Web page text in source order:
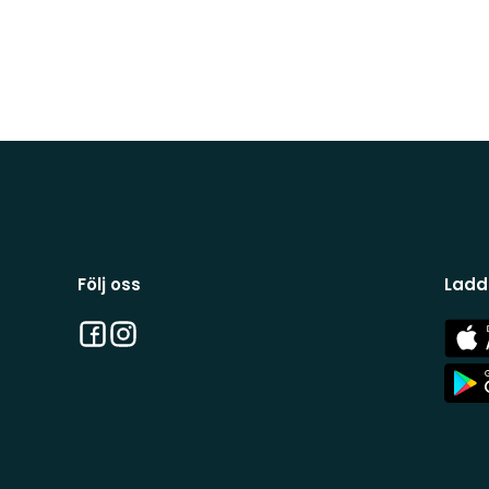
Följ oss
Facebook
Instagram
App
Store
App
Store